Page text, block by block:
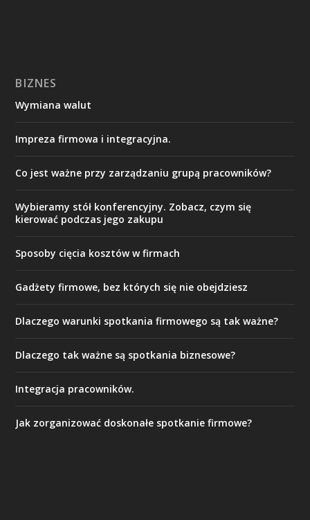
BIZNES
Wymiana walut
Impreza firmowa i integracyjna.
Co jest ważne przy zarządzaniu grupą pracowników?
Wybieramy stół konferencyjny. Zobacz, czym się
kierować podczas jego zakupu
Sposoby cięcia kosztów w firmach
Gadżety firmowe, bez których się nie obejdziesz
Dlaczego warunki spotkania firmowego są tak ważne?
Dlaczego tak ważne są spotkania biznesowe?
Integracja pracowników.
Jak zorganizować doskonałe spotkanie firmowe?